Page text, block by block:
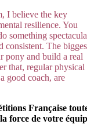
I believe the key
resilience. You
something
consistent. The
pony and build a real
that, regular physical
good coach, are
Française
force de votre